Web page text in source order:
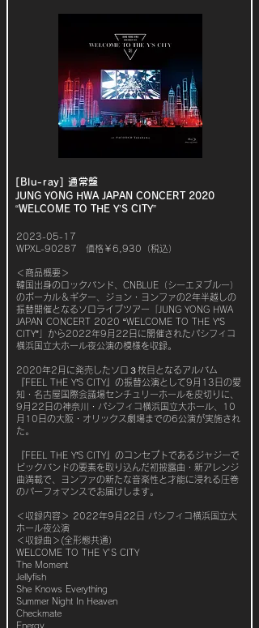
[Blu-ray] 通常盤
JUNG YONG HWA JAPAN CONCERT 2020
“WELCOME TO THE Y’S CITY”
2023-05-17
WPXL-90287 価格￥6,930 （税込）
＜商品概要＞
韓国出身のロックバンド、CNBLUE（シーエヌブルー）
のボーカル＆ギター、ジョン・ヨンファの2年半越しの
振替開催となるソロライブツアー「JUNG YONG HWA
JAPAN CONCERT 2020 “WELCOME TO THE Y’S
CITY”」から2022年9月22日に開催されたパシフィコ
横浜国立大ホール夜公演の模様を収録。
2020年2月に発売したソロ３枚目となるアルバム
『FEEL THE Y’S CITY』の振替公演として9月13日の愛
知・名古屋国際会議場センチュリーホールを皮切りに、
9月22日の神奈川・パシフィコ横浜国立大ホール、10
月10日の大阪・オリックス劇場までの6公演が実施され
た。
『FEEL THE Y’S CITY』のコンセプトであるジャジーで
ビックバンドの要素を取り込んだ初披露曲・新アレンジ
曲満載で、ヨンファの新たな音楽性と才能に浸れる圧巻
のパーフォマンスでお届けします。
＜収録内容＞ 2022年9月22日 パシフィコ横浜国立大
ホール夜公演
＜収録曲＞(全形態共通）
WELCOME TO THE Y'S CITY
The Moment
Jellyfish
She Knows Everything
Summer Night In Heaven
Checkmate
Energy